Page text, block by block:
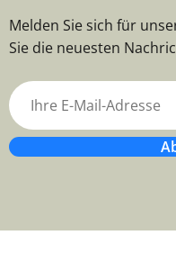
Melden Sie sich für
Sie die neuesten